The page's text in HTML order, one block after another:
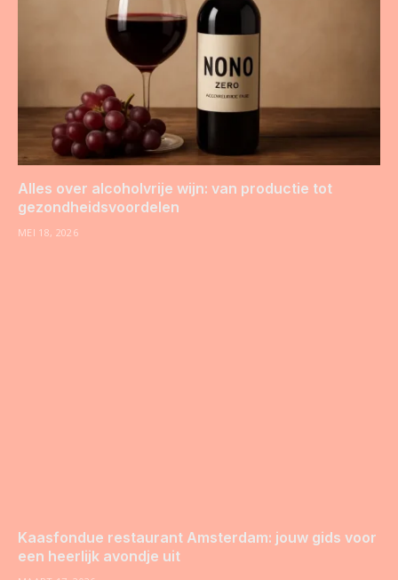
Alles over alcoholvrije wijn: van productie tot
gezondheidsvoordelen
MEI 18, 2026
Kaasfondue restaurant Amsterdam: jouw gids voor
een heerlijk avondje uit